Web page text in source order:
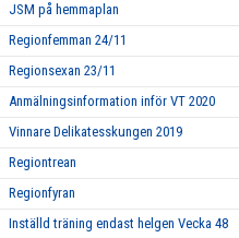
JSM på hemmaplan
Regionfemman 24/11
Regionsexan 23/11
Anmälningsinformation inför VT 2020
Vinnare Delikatesskungen 2019
Regiontrean
Regionfyran
Inställd träning endast helgen Vecka 48